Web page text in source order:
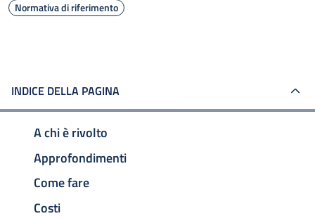
Normativa di riferimento
INDICE DELLA PAGINA
A chi è rivolto
Approfondimenti
Come fare
Costi